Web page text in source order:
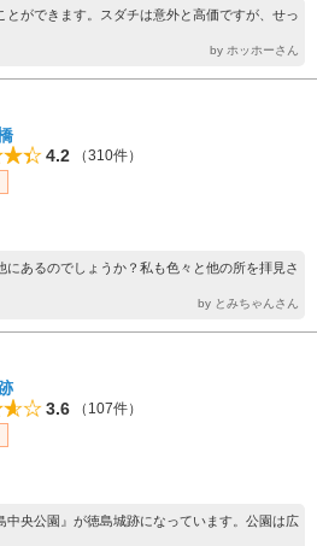
とができます。スダチは意外と高価ですが、せっ
by ホッホーさん
4.2
（310件）
にあるのでしょうか？私も色々と他の所を拝見さ
by とみちゃんさん
3.6
（107件）
中央公園』が徳島城跡になっています。公園は広